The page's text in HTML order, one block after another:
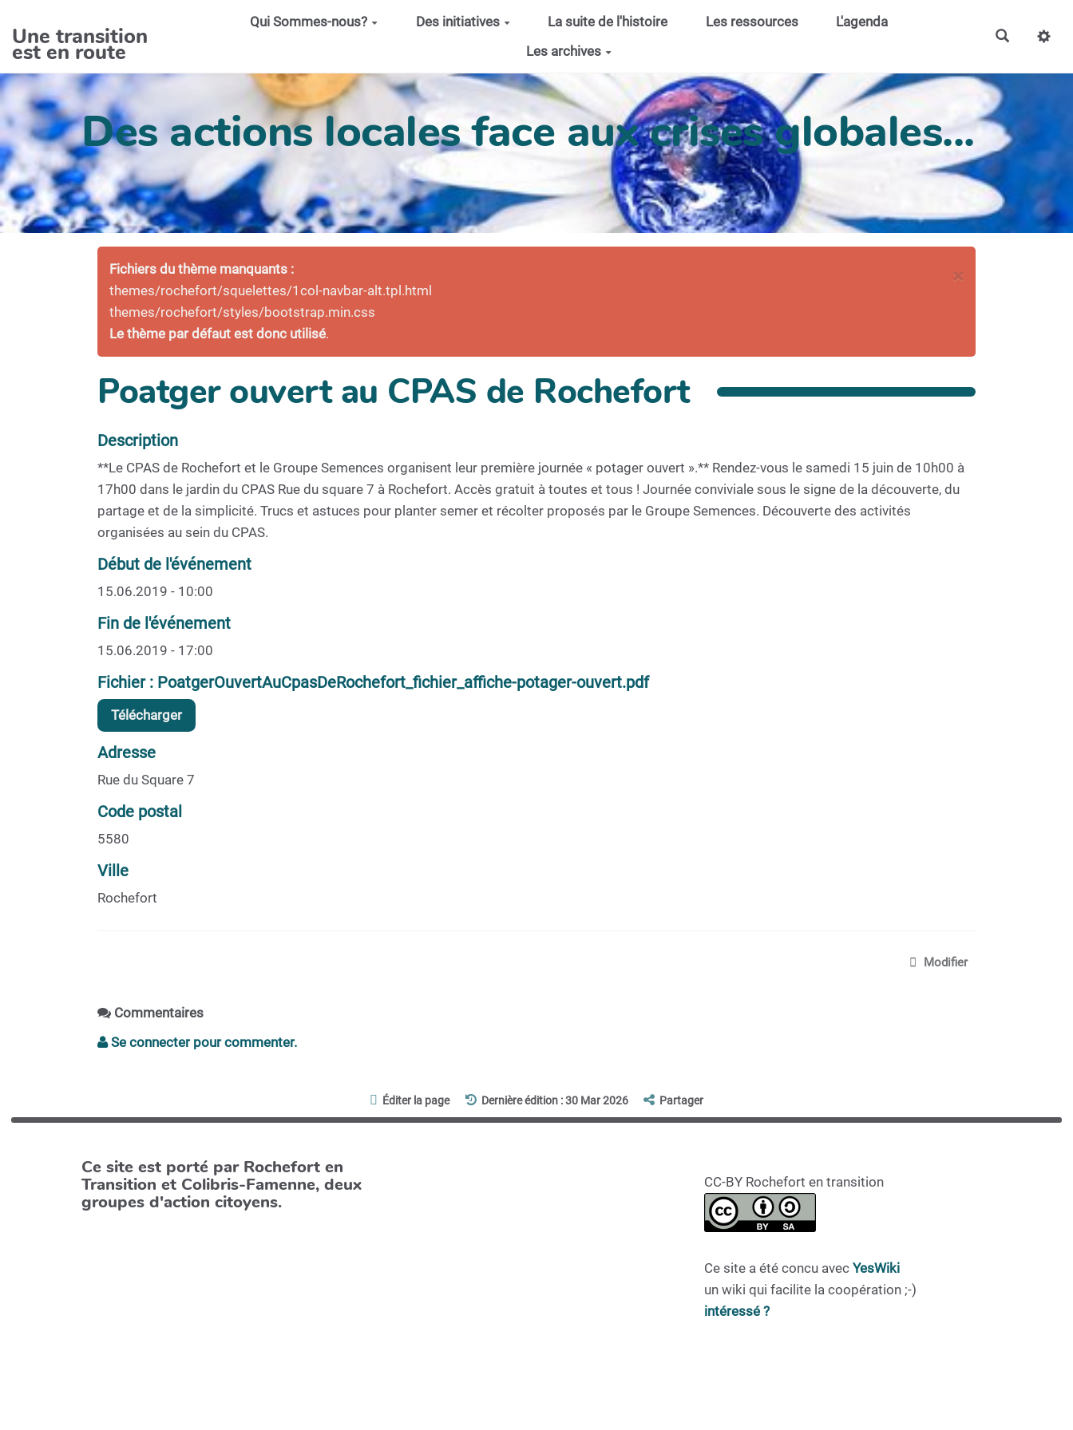
Une transition
est en route
Qui Sommes-nous? Des initiatives La suite de l'histoire Les ressources
L'agenda
Les archives
Des actions locales face aux crises globales...
×
Fichiers du thème manquants :
themes/rochefort/squelettes/1col-navbar-alt.tpl.html
themes/rochefort/styles/bootstrap.min.css
Le thème par défaut est donc utilisé.
Poatger ouvert au CPAS de Rochefort
Description
**Le CPAS de Rochefort et le Groupe Semences organisent leur première journée « potager ouvert ».** Rendez-vous le samedi 15 juin de 10h00 à
17h00 dans le jardin du CPAS Rue du square 7 à Rochefort. Accès gratuit à toutes et tous ! Journée conviviale sous le signe de la découverte, du
partage et de la simplicité. Trucs et astuces pour planter semer et récolter proposés par le Groupe Semences. Découverte des activités
organisées au sein du CPAS.
Début de l'événement
15.06.2019 - 10:00
Fin de l'événement
15.06.2019 - 17:00
Fichier : PoatgerOuvertAuCpasDeRochefort_fichier_affiche-potager-ouvert.pdf
Télécharger
Adresse
Rue du Square 7
Code postal
5580
Ville
Rochefort
Modifier
Commentaires
Se connecter pour commenter.
Éditer la page Dernière édition : 30 Mar 2026 Partager
Ce site est porté par Rochefort en
Transition et Colibris-Famenne, deux
groupes d'action citoyens.
CC-BY Rochefort en transition
Ce site a été concu avec YesWiki
un wiki qui facilite la coopération ;-)
intéressé ?